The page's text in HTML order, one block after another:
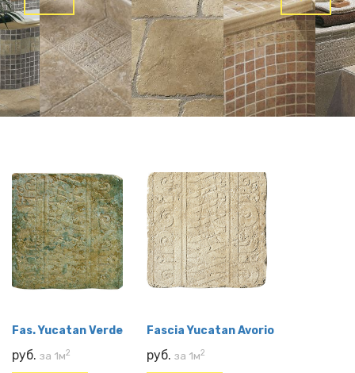
Fas. Yucatan Verde
руб. за 1м2
Fascia Yucatan Avorio
руб. за 1м2